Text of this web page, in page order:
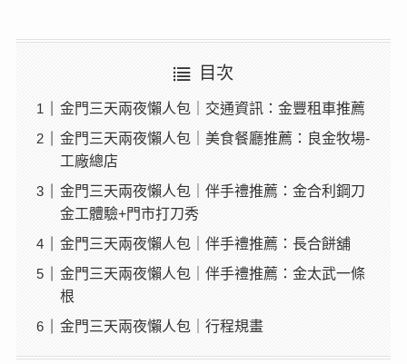
目次
金門三天兩夜懶人包｜交通資訊：金豐租車推薦
金門三天兩夜懶人包｜美食餐廳推薦：良金牧場-
工廠總店
金門三天兩夜懶人包｜伴手禮推薦：金合利鋼刀
金工體驗+門市打刀秀
金門三天兩夜懶人包｜伴手禮推薦：長合餅舖
金門三天兩夜懶人包｜伴手禮推薦：金太武一條
根
金門三天兩夜懶人包｜行程規畫